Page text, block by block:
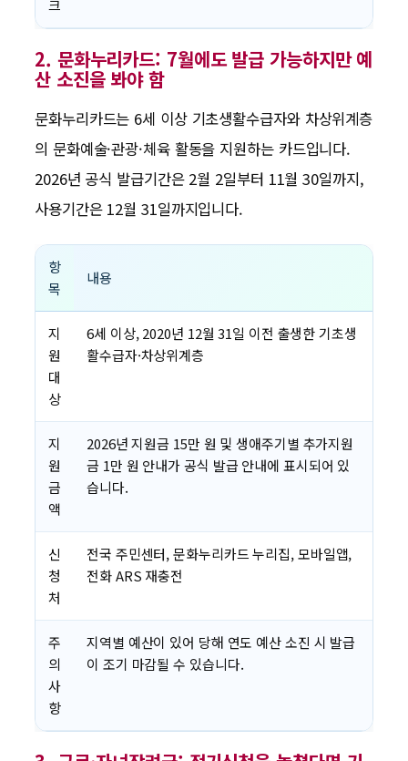
크
2. 문화누리카드: 7월에도 발급 가능하지만 예
산 소진을 봐야 함
문화누리카드는 6세 이상 기초생활수급자와 차상위계층
의 문화예술·관광·체육 활동을 지원하는 카드입니다.
2026년 공식 발급기간은 2월 2일부터 11월 30일까지,
사용기간은 12월 31일까지입니다.
항
목
내용
지
원
대
상
6세 이상, 2020년 12월 31일 이전 출생한 기초생
활수급자·차상위계층
지
원
금
액
2026년 지원금 15만 원 및 생애주기별 추가지원
금 1만 원 안내가 공식 발급 안내에 표시되어 있
습니다.
신
청
처
전국 주민센터, 문화누리카드 누리집, 모바일앱,
전화 ARS 재충전
주
의
사
항
지역별 예산이 있어 당해 연도 예산 소진 시 발급
이 조기 마감될 수 있습니다.